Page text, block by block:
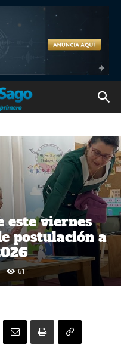
este viernes
postulación a
61